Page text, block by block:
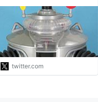
アニメ『AKIRA』のCGシー
ンをどのように制作したか説
明します その前、1983年に
制作したMSX LDゲーム
「STAR FIGHTERS」はSD
ビデオなので640X480画素
でした 写真の1台1億円で
twitter.com